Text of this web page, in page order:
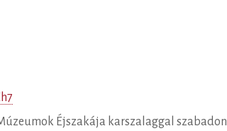
Éjszakája karszalaggal szabadon